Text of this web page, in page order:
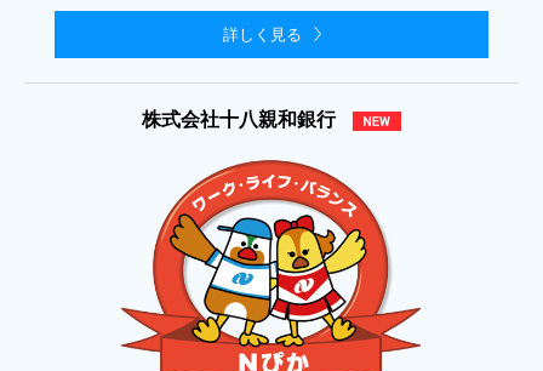
詳しく見る
株式会社十八親和銀行